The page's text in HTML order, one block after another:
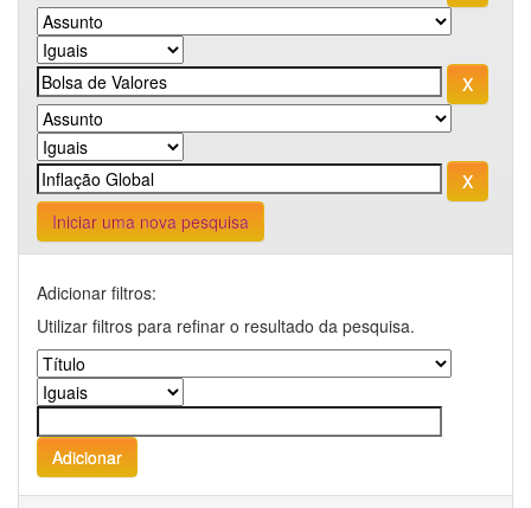
Iniciar uma nova pesquisa
Adicionar filtros:
Utilizar filtros para refinar o resultado da pesquisa.